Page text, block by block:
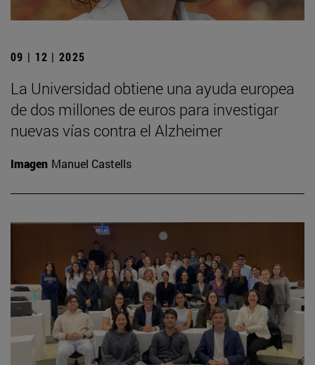
09 | 12 | 2025
La Universidad obtiene una ayuda europea
de dos millones de euros para investigar
nuevas vías contra el Alzheimer
Imagen Manuel Castells